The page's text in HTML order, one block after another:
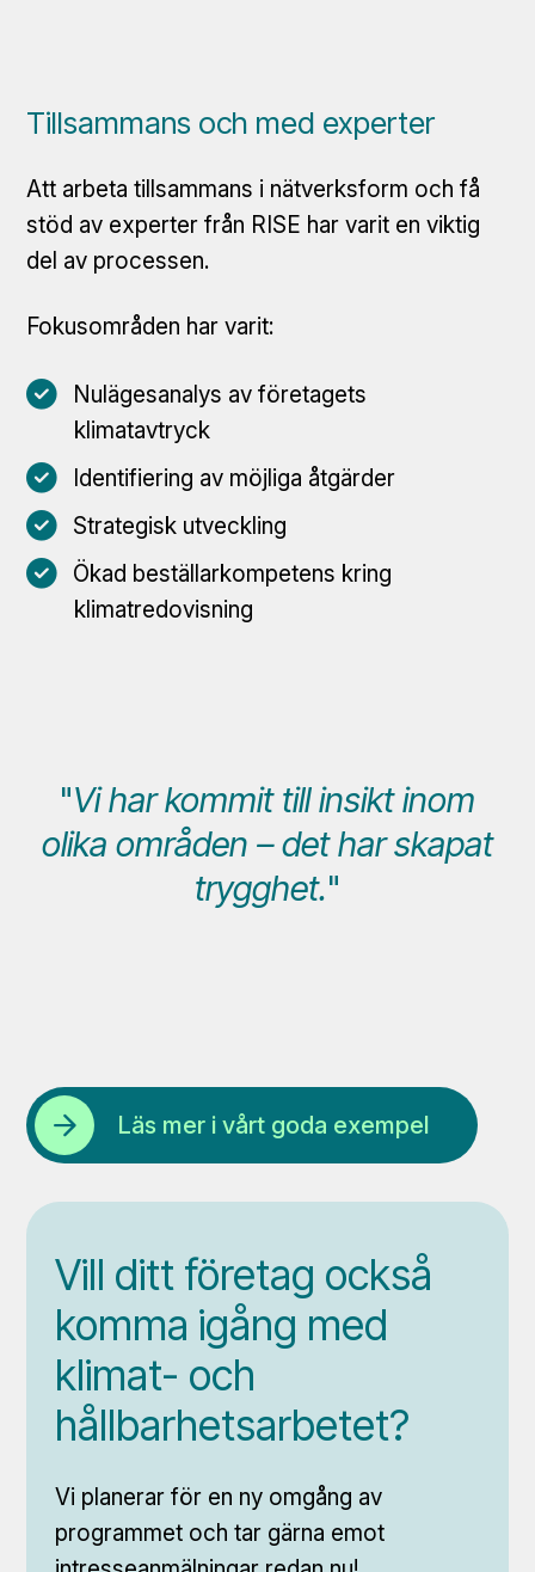
Tillsammans och med experter
Att arbeta tillsammans i nätverksform och få
stöd av experter från RISE har varit en viktig
del av processen.
Fokusområden har varit:
Nulägesanalys av företagets
klimatavtryck
Identifiering av möjliga åtgärder
Strategisk utveckling
Ökad beställarkompetens kring
klimatredovisning
"Vi har kommit till insikt inom
olika områden – det har skapat
trygghet."
Öppna länk
Läs mer i vårt goda exempel
Vill ditt företag också
komma igång med
klimat- och
hållbarhetsarbetet?
Vi planerar för en ny omgång av
programmet och tar gärna emot